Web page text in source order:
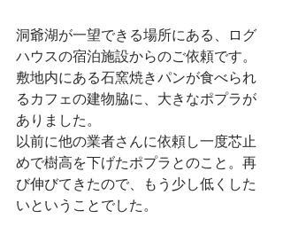
洞爺湖が一望できる場所にある、ログ
ハウスの宿泊施設からのご依頼です。
敷地内にある石窯焼きパンが食べられ
るカフェの建物脇に、大きなポプラが
ありました。
以前に他の業者さんに依頼し一度芯止
めで樹高を下げたポプラとのこと。再
び伸びてきたので、もう少し低くした
いということでした。